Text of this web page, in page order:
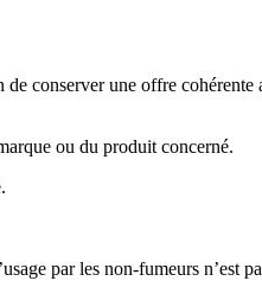
conserver une offre
ou du produit concerné.
par les non‑fumeurs n’est